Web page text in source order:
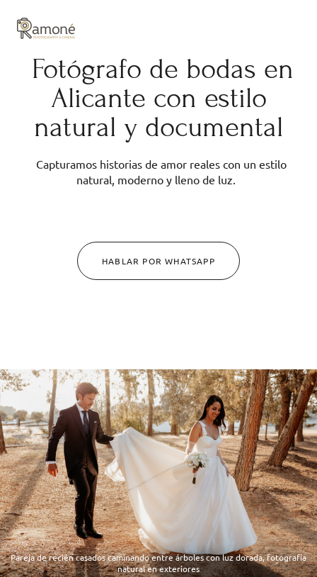
Fotógrafo de bodas en
Alicante con estilo
natural y documental
Capturamos historias de amor reales con un estilo
natural, moderno y lleno de luz.
HABLAR POR WHATSAPP
Pareja de recién casados caminando entre árboles con luz dorada, fotografía
natural en exteriores